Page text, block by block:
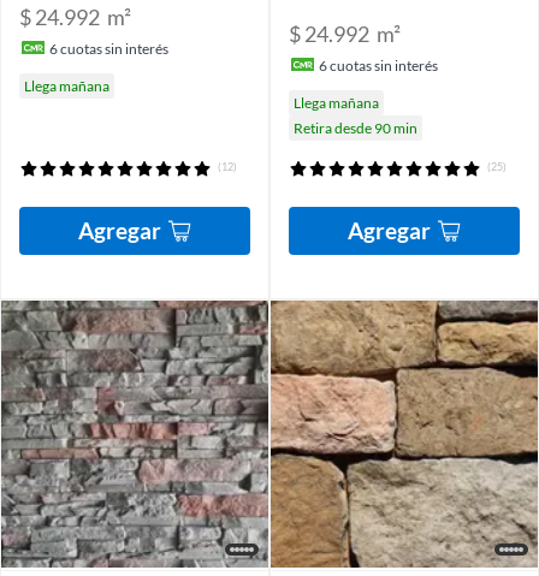
$ 24.992 m²
6cuotas sin interés
Llega mañana
(12)
Agregar
$ 24.992 m²
6cuotas sin interés
Llega mañana
Retira desde 90 min
(25)
Agregar